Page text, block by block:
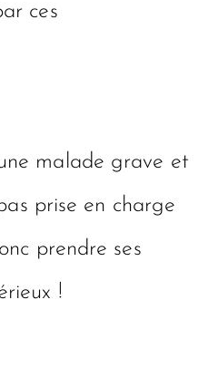
ces
malade grave et
prise en charge
prendre ses
!